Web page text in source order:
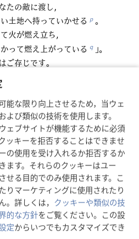
能な限り向上させるため，当ウェ
よび類似の技術を使用します。
ェブサイトが機能するために必須
ッキーを拒否することはできませ
の使用を受け入れるか拒否するか
ます。それらのクッキーはユー
せる目的でのみ使用されます。こ
りマーケティングに使用されたり
。詳しくは， クッキーや類似の技
的な方針をご覧ください。この設
定からいつでもカスタマイズでき
たの敵に渡し，
土地へ持っていかせる p 。
火が燃え立ち，
って燃え上がっている q 」。
ご存じです。
注意を向けてください。
ちに復讐してください
えるゆえに私が死んでしまう*
ありませんように。
に非難に耐えていることを知っ
を受け，それを食べました t
。
って私の心は喜びにあふれまし
ホバ，私はあなたの名で呼ばれ
たちと一緒に座って楽しむことは